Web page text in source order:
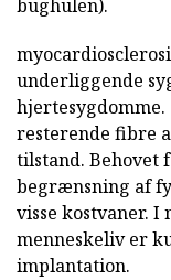
bughulen).
underliggende
hjertesygdomme.
resterende fibre
tilstand. Behovet
begrænsning af
visse kostvaner.
menneskeliv er
implantation.